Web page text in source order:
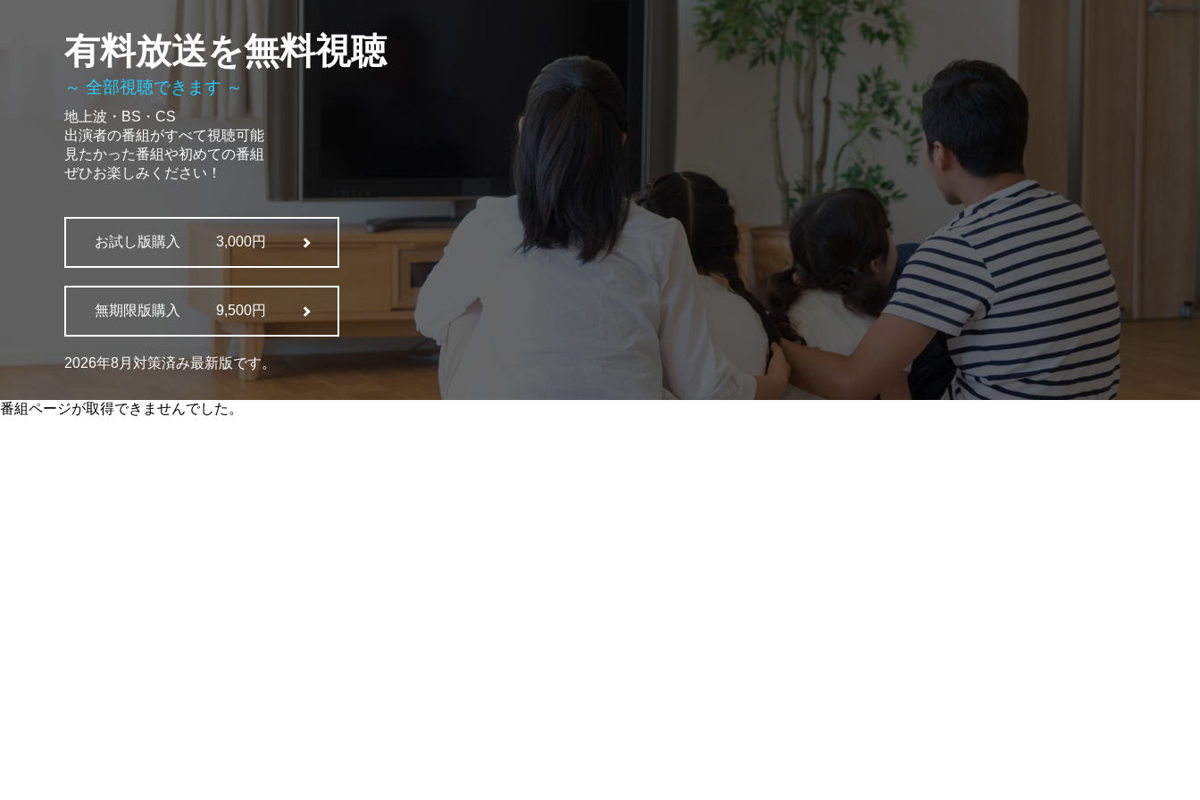
有料放送を無料視聴
～ 全部視聴できます ～
地上波・BS・CS
出演者の番組がすべて視聴可能
見たかった番組や初めての番組
ぜひお楽しみください！
お試し版購入 3,000円
無期限版購入 9,500円
2026年8月対策済み最新版です。
番組ページが取得できませんでした。